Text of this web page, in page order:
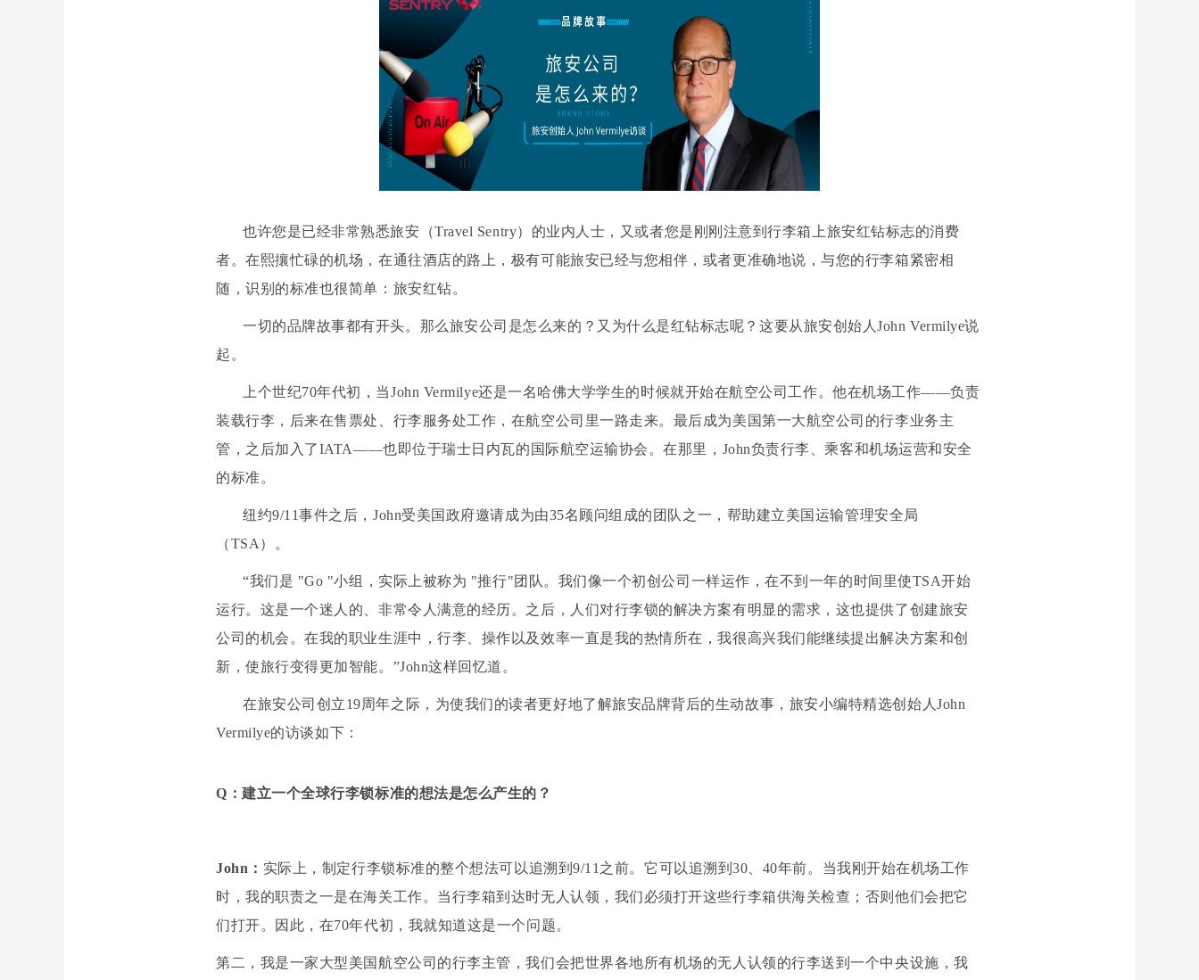
也许您是已经非常熟悉旅安（Travel Sentry）的业内人士，又或者您是刚刚注意到行李箱上旅安红钻标志的消费
者。在熙攘忙碌的机场，在通往酒店的路上，极有可能旅安已经与您相伴，或者更准确地说，与您的行李箱紧密相
随，识别的标准也很简单：旅安红钻。
一切的品牌故事都有开头。那么旅安公司是怎么来的？又为什么是红钻标志呢？这要从旅安创始人John Vermilye说
起。
上个世纪70年代初，当John Vermilye还是一名哈佛大学学生的时候就开始在航空公司工作。他在机场工作——负责
装载行李，后来在售票处、行李服务处工作，在航空公司里一路走来。最后成为美国第一大航空公司的行李业务主
管，之后加入了IATA——也即位于瑞士日内瓦的国际航空运输协会。在那里，John负责行李、乘客和机场运营和安全
的标准。
纽约9/11事件之后，John受美国政府邀请成为由35名顾问组成的团队之一，帮助建立美国运输管理安全局
（TSA）。
“我们是 "Go "小组，实际上被称为 "推行"团队。我们像一个初创公司一样运作，在不到一年的时间里使TSA开始
运行。这是一个迷人的、非常令人满意的经历。之后，人们对行李锁的解决方案有明显的需求，这也提供了创建旅安
公司的机会。在我的职业生涯中，行李、操作以及效率一直是我的热情所在，我很高兴我们能继续提出解决方案和创
新，使旅行变得更加智能。”John这样回忆道。
在旅安公司创立19周年之际，为使我们的读者更好地了解旅安品牌背后的生动故事，旅安小编特精选创始人John
Vermilye的访谈如下：
Q：建立一个全球行李锁标准的想法是怎么产生的？
John： 实际上，制定行李锁标准的整个想法可以追溯到9/11之前。它可以追溯到30、40年前。当我刚开始在机场工作
时，我的职责之一是在海关工作。当行李箱到达时无人认领，我们必须打开这些行李箱供海关检查；否则他们会把它
们打开。因此，在70年代初，我就知道这是一个问题。
第二，我是一家大型美国航空公司的行李主管，我们会把世界各地所有机场的无人认领的行李送到一个中央设施，我